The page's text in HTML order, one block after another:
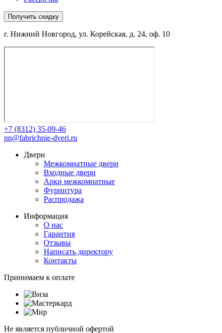
Получить скидку
г. Нижний Новгород, ул. Корейская, д. 24, оф. 10
+7 (8312) 35-09-46
nn@fabrichnie-dveri.ru
Двери
Межкомнатные двери
Входные двери
Арки межкомнатные
Фурнитура
Распродажа
Информация
О нас
Гарантия
Отзывы
Написать директору
Контакты
Принимаем к оплате
Не является публичной офертой